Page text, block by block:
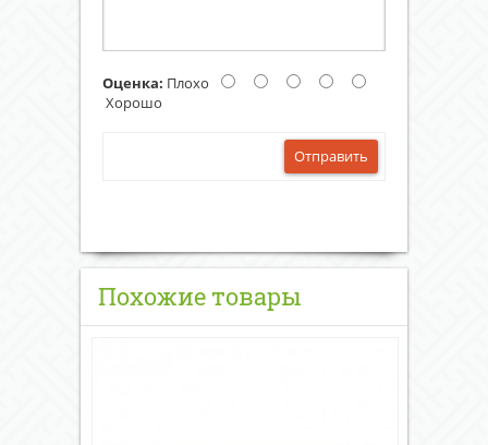
Оценка: Плохо
Хорошо
Отправить
Похожие товары